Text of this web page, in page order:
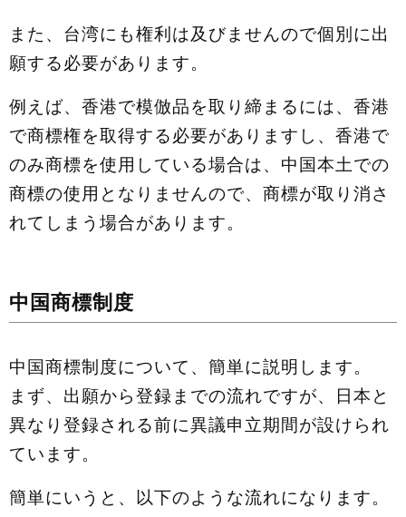
また、台湾にも権利は及びませんので個別に出
願する必要があります。
例えば、香港で模倣品を取り締まるには、香港
で商標権を取得する必要がありますし、香港で
のみ商標を使用している場合は、中国本土での
商標の使用となりませんので、商標が取り消さ
れてしまう場合があります。
中国商標制度
中国商標制度について、簡単に説明します。
まず、出願から登録までの流れですが、日本と
異なり登録される前に異議申立期間が設けられ
ています。
簡単にいうと、以下のような流れになります。